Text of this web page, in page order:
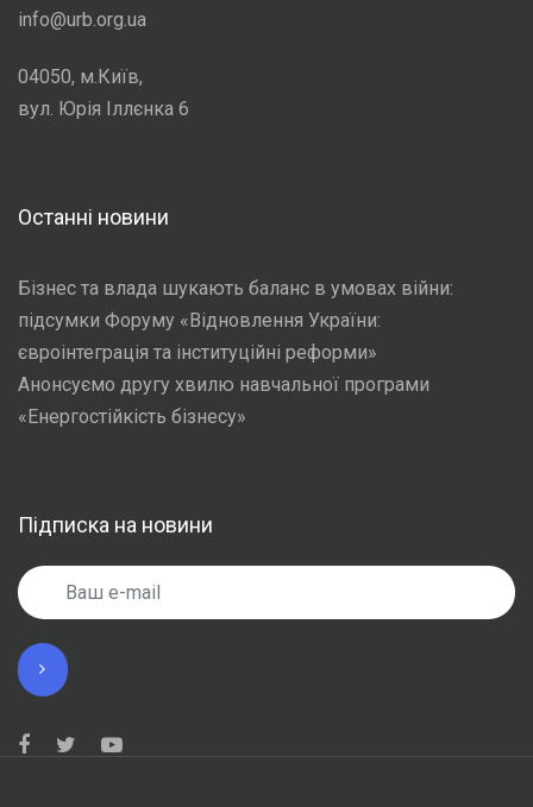
info@urb.org.ua
04050, м.Київ,
вул. Юрія Іллєнка 6
Останні новини
Бізнес та влада шукають баланс в умовах війни:
підсумки Форуму «Відновлення України:
євроінтеграція та інституційні реформи»
Анонсуємо другу хвилю навчальної програми
«Енергостійкість бізнесу»
Підписка на новини